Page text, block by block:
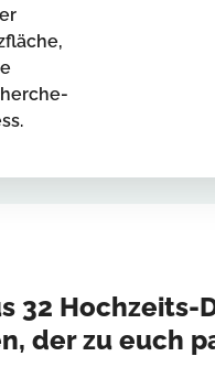
32 Hochzeits-
der zu euch